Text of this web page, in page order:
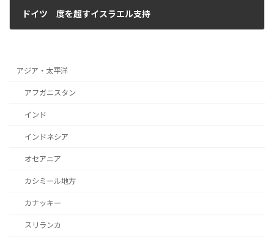
ドイツ 度を超すイスラエル支持
アジア・太平洋
アフガニスタン
インド
インドネシア
オセアニア
カシミール地方
カナッキー
スリランカ